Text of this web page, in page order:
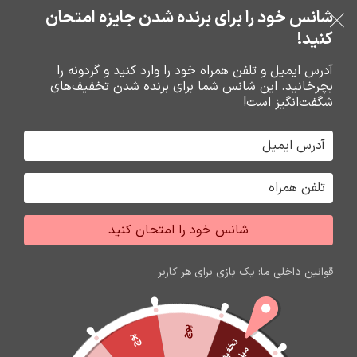
بدون ضامن، بدون سود
عبور به ناوبری
رفتن به محتوای اصلی
0 ریال
خانه نرم افزار حسابداري هلو هلو
فروشگاه نوین تراشه گنجی
پوچ
پوچ
شانس خود را برای برنده شدن جایزه امتحان
کنید!
آدرس ایمیل و تلفن همراه خود را وارد کنید و گردونه را
بچرخانید. این شانس شما برای برنده شدن تخفیف‌های
شگفت‌انگیز است!
شانس خود را امتحان کنید
قوانین داخلی ما: یک بازی برای هر کاربر